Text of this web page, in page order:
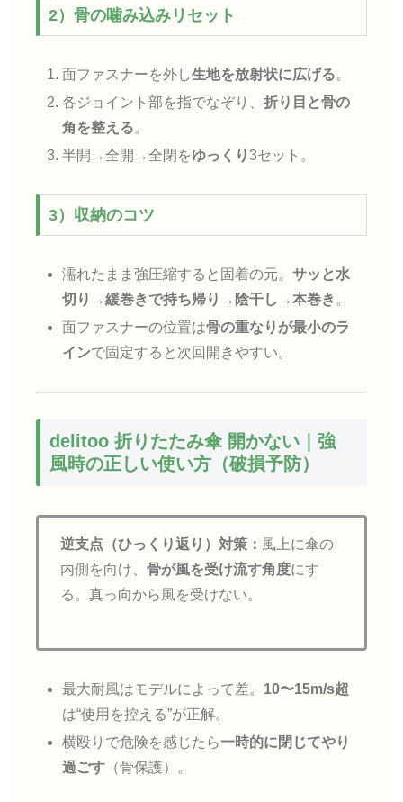
2）骨の噛み込みリセット
面ファスナーを外し生地を放射状に広げる。
各ジョイント部を指でなぞり、折り目と骨の
角を整える。
半開→全開→全閉をゆっくり3セット。
3）収納のコツ
濡れたまま強圧縮すると固着の元。サッと水
切り→緩巻きで持ち帰り→陰干し→本巻き 。
面ファスナーの位置は骨の重なりが最小のラ
インで固定すると次回開きやすい。
delitoo 折りたたみ傘 開かない｜強
風時の正しい使い方（破損予防）
逆支点（ひっくり返り）対策： 風上に傘の
内側を向け、 骨が風を受け流す角度にす
る。真っ向から風を受けない。
最大耐風はモデルによって差。 10〜15m/s超
は“使用を控える”が正解。
横殴りで危険を感じたら一時的に閉じてやり
過ごす （骨保護）。